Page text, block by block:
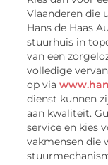
Vlaanderen die
Hans de Haas
stuurhuis in
van een
volledige
op via
dienst kunnen
aan kwaliteit.
service en kies
vakmensen die